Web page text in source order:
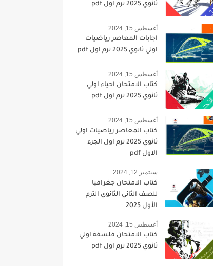
ثانوي 2025 ترم اول pdf
أغسطس 15, 2024
اجابات المعاصر رياضيات
اولي ثانوي 2025 ترم اول pdf
أغسطس 15, 2024
كتاب الامتحان احياء اولي
ثانوي 2025 ترم اول pdf
أغسطس 15, 2024
كتاب المعاصر رياضيات اولي
ثانوي 2025 ترم اول الجزء
الاول pdf
سبتمبر 12, 2024
كتاب الامتحان جغرافيا
للصف الثاني الثانوي الترم
الأول 2025
أغسطس 15, 2024
كتاب الامتحان فلسفة اولي
ثانوي 2025 ترم اول pdf